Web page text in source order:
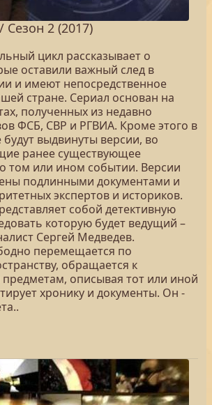
Сезон 2 (2017)
цикл рассказывает о
оставили важный след в
и имеют непосредственное
стране. Сериал основан на
полученных из недавно
ФСБ, СВР и РГВИА. Кроме этого в
выдвинуты версии, во
ранее существующее
том или ином событии. Версии
подлинными документами и
экспертов и историков.
собой детективную
которую будет ведущий –
Сергей Медведев.
перемещается по
обращается к
описывая тот или иной
хронику и документы. Он -